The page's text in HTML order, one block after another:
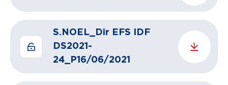
S.NOEL_Dir EFS IDF
DS2021-
24_P16/06/2021